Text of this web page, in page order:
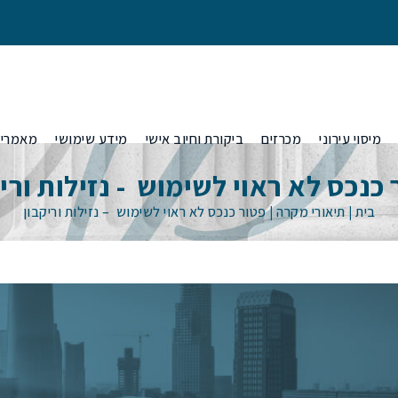
מיסוי עירוני
בגין נכס לא
הוראות משרד
הפחתות היטלי פיתוח באמצעות ערכאות
משפטיות
סוגי היטלי פיתוח- סלילה, תיעול ושצ"פ ומה
שביניהם
ביטול חיובי היטלים מסיבות של התיישנות
מכרזים ביקורת וחיוב אישי מידע שימושי
כנכס לא ראוי לשימוש - נזילות
בית|תיאורי מקרה|פטור כנכס לא ראוי לשימוש – נזילות וריקבון